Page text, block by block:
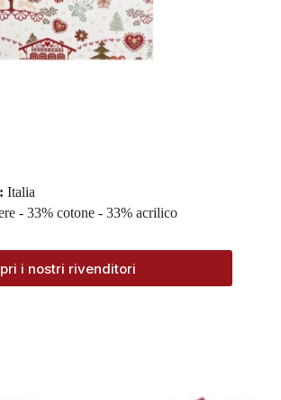
Italia
- 33% cotone - 33% acrilico
i nostri rivenditori